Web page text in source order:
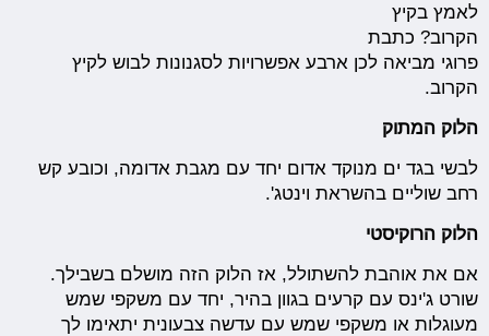
לאמץ בקיץ
הקרוב? כתבת
פרוגי מביאה לכן ארבע אפשרויות לסגנונות לבוש לקיץ
הקרוב.
הלוק המתוק
לבשי בגד ים מנוקד אדום יחד עם מגבת אדומה, וכובע קש
רחב שוליים בהשראת וינטג'.
הלוק הרוקיסטי
אם את אוהבת להשתולל, אז הלוק הזה מושלם בשבילך.
שורט ג'ינס עם קרעים בגוון בהיר, יחד עם משקפי שמש
מעוגלות או משקפי שמש עם עדשה צבעונית יתאימו לך